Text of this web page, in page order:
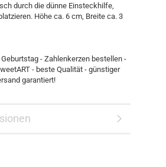
durch die dünne Einsteckhilfe,
Höhe ca. 6 cm, Breite ca. 3
- Zahlenkerzen bestellen -
- beste Qualität - günstiger
garantiert!